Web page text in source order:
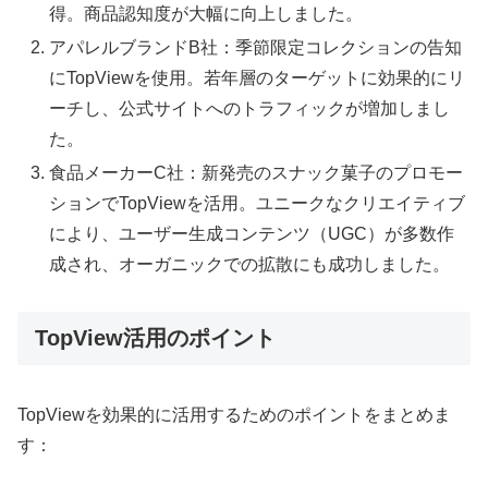
得。商品認知度が大幅に向上しました。
アパレルブランドB社：季節限定コレクションの告知
にTopViewを使用。若年層のターゲットに効果的にリ
ーチし、公式サイトへのトラフィックが増加しまし
た。
食品メーカーC社：新発売のスナック菓子のプロモー
ションでTopViewを活用。ユニークなクリエイティブ
により、ユーザー生成コンテンツ（UGC）が多数作
成され、オーガニックでの拡散にも成功しました。
TopView活用のポイント
TopViewを効果的に活用するためのポイントをまとめま
す：